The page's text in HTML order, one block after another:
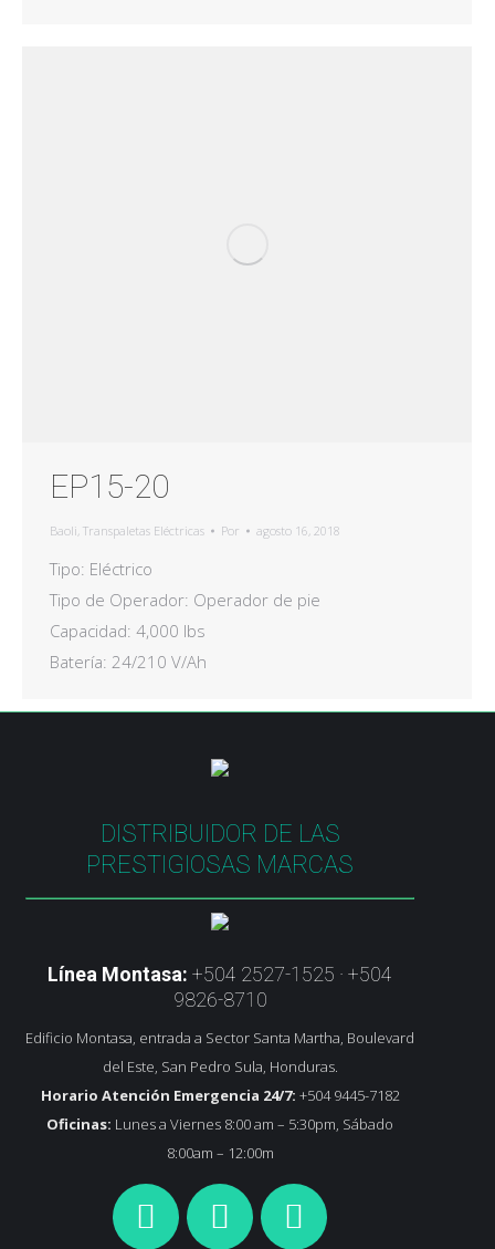
EP15-20
Baoli, Transpaletas Eléctricas Por agosto 16, 2018
Tipo: Eléctrico
Tipo de Operador: Operador de pie
Capacidad: 4,000 lbs
Batería: 24/210 V/Ah
DISTRIBUIDOR DE LAS
PRESTIGIOSAS MARCAS
Línea Montasa: +504 2527-1525 · +504
9826-8710
Edificio Montasa, entrada a Sector Santa Martha, Boulevard
del Este, San Pedro Sula, Honduras.
Horario Atención Emergencia 24/7: +504 9445-7182
Oficinas: Lunes a Viernes 8:00 am – 5:30pm, Sábado
8:00am – 12:00m